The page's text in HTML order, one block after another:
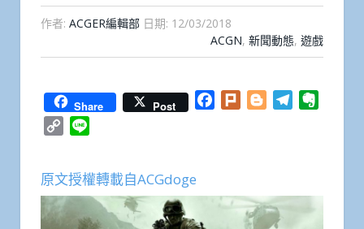
作者: ACGER編輯部 日期: 12/03/2018
ACGN, 新聞動態, 遊戲
Share Post Facebook
Plurk BloggerTelegram
Copy
原文授權轉載自ACGdoge